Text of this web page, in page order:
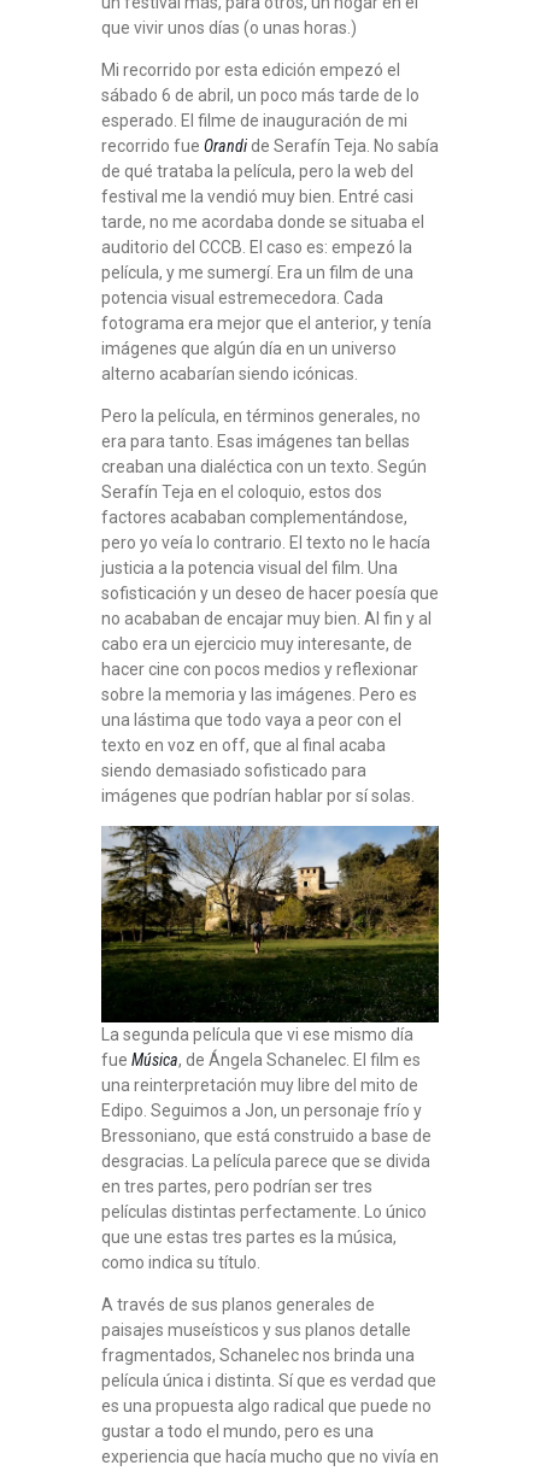
que vivir unos días (o unas horas.)
Mi recorrido por esta edición empezó el
sábado 6 de abril, un poco más tarde de lo
esperado. El filme de inauguración de mi
recorrido fue Orandi de Serafín Teja. No sabía
de qué trataba la película, pero la web del
festival me la vendió muy bien. Entré casi
tarde, no me acordaba donde se situaba el
auditorio del CCCB. El caso es: empezó la
película, y me sumergí. Era un film de una
potencia visual estremecedora. Cada
fotograma era mejor que el anterior, y tenía
imágenes que algún día en un universo
alterno acabarían siendo icónicas.
Pero la película, en términos generales, no
era para tanto. Esas imágenes tan bellas
creaban una dialéctica con un texto. Según
Serafín Teja en el coloquio, estos dos
factores acababan complementándose,
pero yo veía lo contrario. El texto no le hacía
justicia a la potencia visual del film. Una
sofisticación y un deseo de hacer poesía que
no acababan de encajar muy bien. Al fin y al
cabo era un ejercicio muy interesante, de
hacer cine con pocos medios y reflexionar
sobre la memoria y las imágenes. Pero es
una lástima que todo vaya a peor con el
texto en voz en off, que al final acaba
siendo demasiado sofisticado para
imágenes que podrían hablar por sí solas.
La segunda película que vi ese mismo día
fue Música, de Ángela Schanelec. El film es
una reinterpretación muy libre del mito de
Edipo. Seguimos a Jon, un personaje frío y
Bressoniano, que está construido a base de
desgracias. La película parece que se divida
en tres partes, pero podrían ser tres
películas distintas perfectamente. Lo único
que une estas tres partes es la música,
como indica su título.
A través de sus planos generales de
paisajes museísticos y sus planos detalle
fragmentados, Schanelec nos brinda una
película única i distinta. Sí que es verdad que
es una propuesta algo radical que puede no
gustar a todo el mundo, pero es una
experiencia que hacía mucho que no vivía en